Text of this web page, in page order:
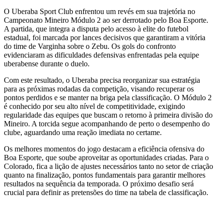
O Uberaba Sport Club enfrentou um revés em sua trajetória no
Campeonato Mineiro Módulo 2 ao ser derrotado pelo Boa Esporte.
A partida, que integra a disputa pelo acesso à elite do futebol
estadual, foi marcada por lances decisivos que garantiram a vitória
do time de Varginha sobre o Zebu. Os gols do confronto
evidenciaram as dificuldades defensivas enfrentadas pela equipe
uberabense durante o duelo.
Com este resultado, o Uberaba precisa reorganizar sua estratégia
para as próximas rodadas da competição, visando recuperar os
pontos perdidos e se manter na briga pela classificação. O Módulo 2
é conhecido por seu alto nível de competitividade, exigindo
regularidade das equipes que buscam o retorno à primeira divisão do
Mineiro. A torcida segue acompanhando de perto o desempenho do
clube, aguardando uma reação imediata no certame.
Os melhores momentos do jogo destacam a eficiência ofensiva do
Boa Esporte, que soube aproveitar as oportunidades criadas. Para o
Colorado, fica a lição de ajustes necessários tanto no setor de criação
quanto na finalização, pontos fundamentais para garantir melhores
resultados na sequência da temporada. O próximo desafio será
crucial para definir as pretensões do time na tabela de classificação.